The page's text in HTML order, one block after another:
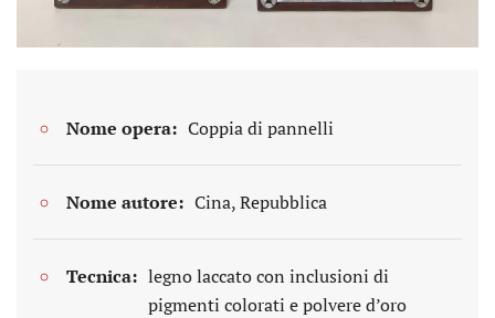
Nome opera: Coppia di pannelli
Nome autore: Cina, Repubblica
Tecnica: legno laccato con inclusioni di
pigmenti colorati e polvere d’oro